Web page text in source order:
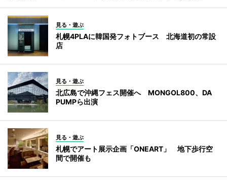
見る・遊ぶ
札幌4PLAに韓国発フォトブース 北海道初の常設
店
見る・遊ぶ
北広島で沖縄フェス開催へ MONGOL800、DA
PUMPら出演
見る・遊ぶ
札幌でアート展示企画「ONEART」 地下歩行空
間で開催も